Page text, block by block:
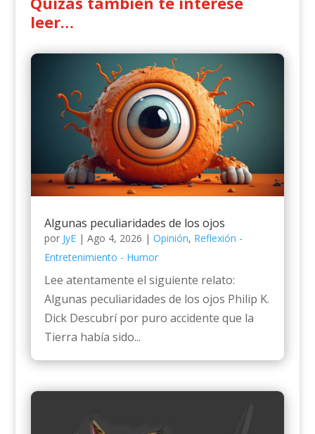
leer…
Algunas peculiaridades de los ojos
por JyE| Ago 4, 2026 | Opinión, Reflexión -
Entretenimiento - Humor
Lee atentamente el siguiente relato:
Algunas peculiaridades de los ojos Philip K.
Dick Descubrí por puro accidente que la
Tierra había sido...